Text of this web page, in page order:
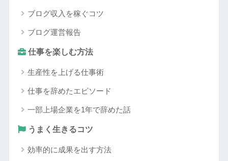
ブログ収入を稼ぐコツ
ブログ運営報告
仕事を楽しむ方法
生産性を上げる仕事術
仕事を辞めたエピソード
一部上場企業を1年で辞めた話
うまく生きるコツ
効率的に成果を出す方法